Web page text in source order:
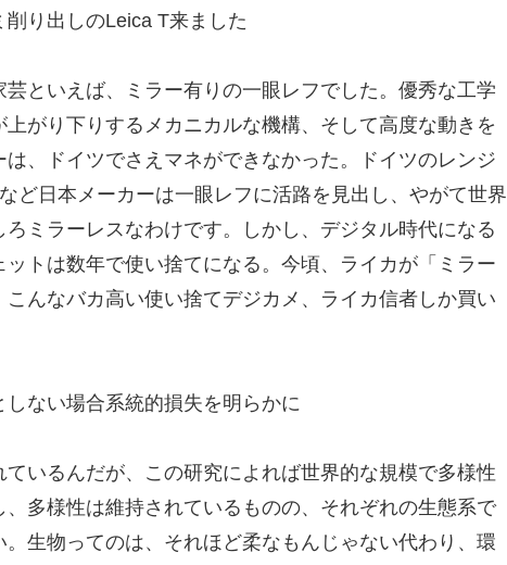
り出しのLeica T来ました
といえば、ミラー有りの一眼レフでした。優秀な工学
がり下りするメカニカルな機構、そして高度な動きを
、ドイツでさえマネができなかった。ドイツのレンジ
ど日本メーカーは一眼レフに活路を見出し、やがて世界
ミラーレスなわけです。しかし、デジタル時代になる
トは数年で使い捨てになる。今頃、ライカが「ミラー
んなバカ高い使い捨てデジカメ、ライカ信者しか買い
ない場合系統的損失を明らかに
いるんだが、この研究によれば世界的な規模で多様性
多様性は維持されているものの、それぞれの生態系で
生物ってのは、それほど柔なもんじゃない代わり、環